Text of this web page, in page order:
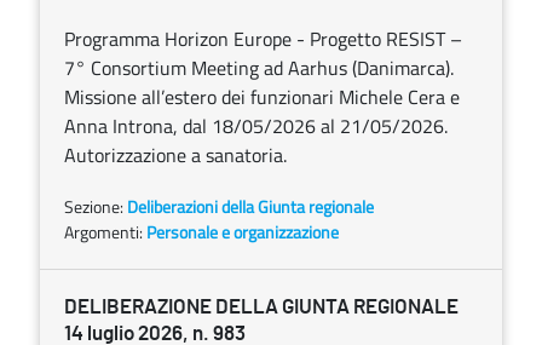
Programma Horizon Europe - Progetto RESIST –
7° Consortium Meeting ad Aarhus (Danimarca).
Missione all’estero dei funzionari Michele Cera e
Anna Introna, dal 18/05/2026 al 21/05/2026.
Autorizzazione a sanatoria.
Sezione: Deliberazioni della Giunta regionale
Argomenti: Personale e organizzazione
DELIBERAZIONE DELLA GIUNTA REGIONALE
14 luglio 2026, n. 983